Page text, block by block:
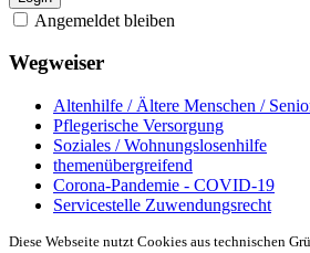
Angemeldet bleiben
Wegweiser
Altenhilfe / Ältere Menschen /
Pflegerische Versorgung
Soziales / Wohnungslosenhilfe
themenübergreifend
Corona-Pandemie - COVID-19
Servicestelle Zuwendungsrecht
Diese Webseite nutzt Cookies aus technischen